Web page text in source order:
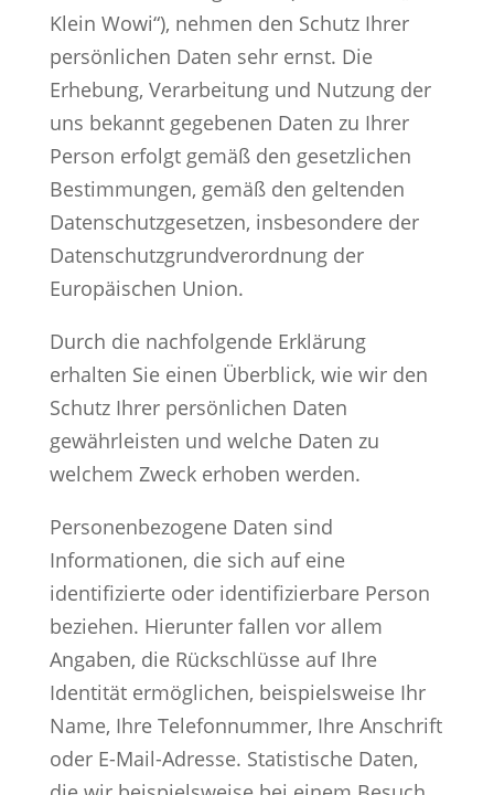
Klein Wowi“), nehmen den Schutz Ihrer
persönlichen Daten sehr ernst. Die
Erhebung, Verarbeitung und Nutzung der
uns bekannt gegebenen Daten zu Ihrer
Person erfolgt gemäß den gesetzlichen
Bestimmungen, gemäß den geltenden
Datenschutzgesetzen, insbesondere der
Datenschutzgrundverordnung der
Europäischen Union.
Durch die nachfolgende Erklärung
erhalten Sie einen Überblick, wie wir den
Schutz Ihrer persönlichen Daten
gewährleisten und welche Daten zu
welchem Zweck erhoben werden.
Personenbezogene Daten sind
Informationen, die sich auf eine
identifizierte oder identifizierbare Person
beziehen. Hierunter fallen vor allem
Angaben, die Rückschlüsse auf Ihre
Identität ermöglichen, beispielsweise Ihr
Name, Ihre Telefonnummer, Ihre Anschrift
oder E-Mail-Adresse. Statistische Daten,